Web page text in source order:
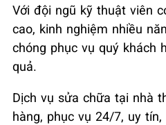
Với đội ngũ kỹ thuật viên
cao, kinh nghiệm nhiều
chóng phục vụ quý khách
quả.
Dịch vụ sửa chữa tại nhà
hàng, phục vụ 24/7, uy